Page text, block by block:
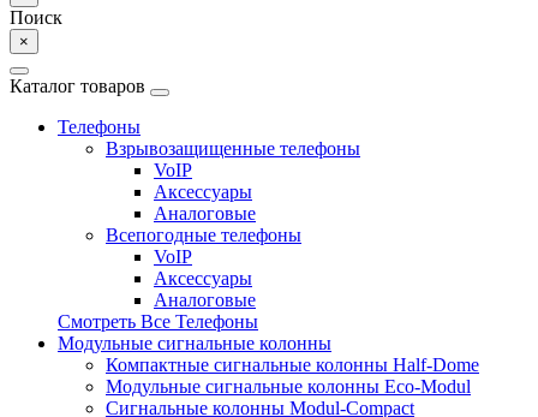
Поиск
×
Каталог товаров
Телефоны
Взрывозащищенные телефоны
VoIP
Аксессуары
Аналоговые
Всепогодные телефоны
VoIP
Аксессуары
Аналоговые
Смотреть Все Телефоны
Модульные сигнальные колонны
Компактные сигнальные колонны Half-Dome
Модульные сигнальные колонны Eco-Modul
Сигнальные колонны Modul-Compact